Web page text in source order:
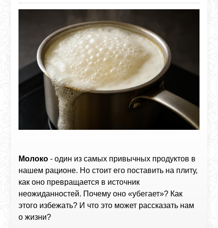
Молоко - один из самых привычных продуктов в
нашем рационе. Но стоит его поставить на плиту,
как оно превращается в источник
неожиданностей. Почему оно «убегает»? Как
этого избежать? И что это может рассказать нам
о жизни?